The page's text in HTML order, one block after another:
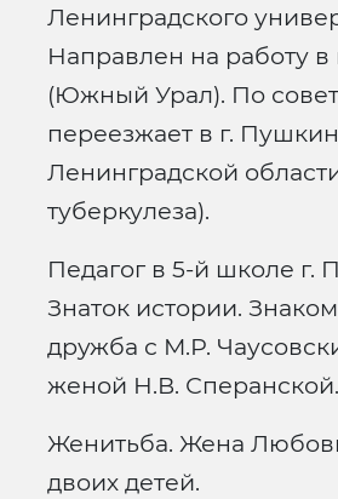
Ленинградского
Направлен на работу в
(Южный Урал). По
переезжает в г. Пушкин
Ленинградской
туберкулеза).
Педагог в 5-й школе г.
Знаток истории.
дружба с М.Р.
женой Н.В. Сперанской.
Женитьба. Жена
двоих детей.